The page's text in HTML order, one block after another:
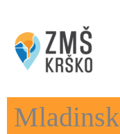
content